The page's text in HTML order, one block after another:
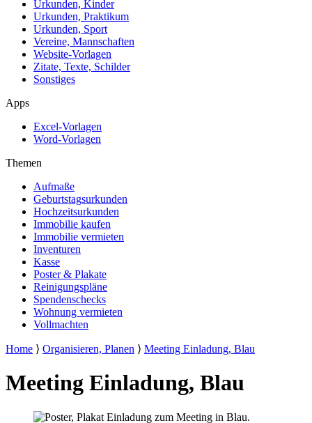
Urkunden, Kinder
Urkunden, Praktikum
Urkunden, Sport
Vereine, Mannschaften
Website-Vorlagen
Zitate, Texte, Schilder
Sonstiges
Apps
Excel-Vorlagen
Word-Vorlagen
Themen
Aufmaße
Geburtstagsurkunden
Hochzeitsurkunden
Immobilie kaufen
Immobilie vermieten
Inventuren
Kasse
Poster & Plakate
Reinigungspläne
Spendenschecks
Wohnung vermieten
Vollmachten
Home ⟩ Organisieren, Planen ⟩ Meeting Einladung, Blau
Meeting Einladung, Blau